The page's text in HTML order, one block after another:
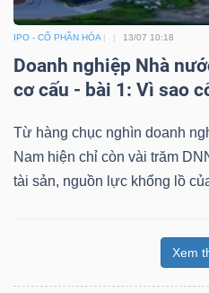
IPO - CỔ PHẦN HÓA 13/07 10:18
Doanh nghiệp Nhà
cơ cấu - bài 1: Vì sao
Từ hàng chục nghìn doanh
Nam hiện chỉ còn vài trăm
tài sản, nguồn lực khổng lồ
Xem